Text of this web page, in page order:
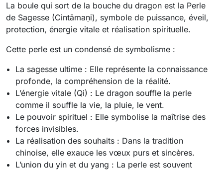
La boule qui sort de la bouche du dragon est la Perle
de Sagesse (Cintāmaṇi), symbole de puissance, éveil,
protection, énergie vitale et réalisation spirituelle.
Cette perle est un condensé de symbolisme :
La sagesse ultime : Elle représente la connaissance
profonde, la compréhension de la réalité.
L’énergie vitale (Qi) : Le dragon souffle la perle
comme il souffle la vie, la pluie, le vent.
Le pouvoir spirituel : Elle symbolise la maîtrise des
forces invisibles.
La réalisation des souhaits : Dans la tradition
chinoise, elle exauce les vœux purs et sincères.
L’union du yin et du yang : La perle est souvent